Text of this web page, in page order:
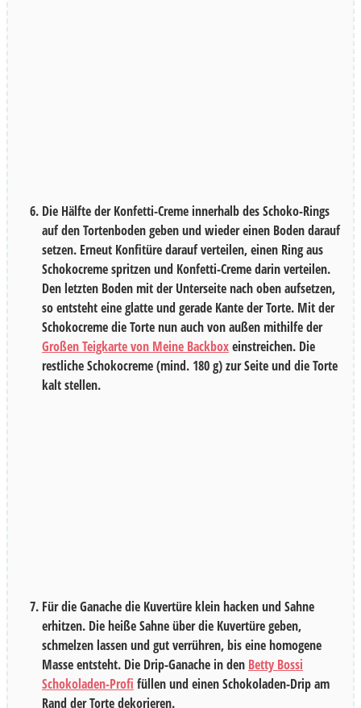
Die Hälfte der Konfetti-Creme innerhalb des Schoko-Rings
auf den Tortenboden geben und wieder einen Boden darauf
setzen. Erneut Konfitüre darauf verteilen, einen Ring aus
Schokocreme spritzen und Konfetti-Creme darin verteilen.
Den letzten Boden mit der Unterseite nach oben aufsetzen,
so entsteht eine glatte und gerade Kante der Torte. Mit der
Schokocreme die Torte nun auch von außen mithilfe der
Großen Teigkarte von Meine Backboxeinstreichen. Die
restliche Schokocreme (mind. 180g) zur Seite und die Torte
kalt stellen.
Für die Ganache die Kuvertüre klein hacken und Sahne
erhitzen. Die heiße Sahne über die Kuvertüre geben,
schmelzen lassen und gut verrühren, bis eine homogene
Masse entsteht. Die Drip-Ganache in den Betty Bossi
Schokoladen-Profi füllen und einen Schokoladen-Drip am
Rand der Torte dekorieren.